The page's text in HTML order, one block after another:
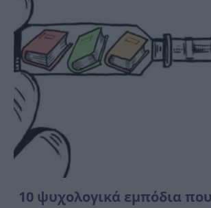
10 ψυχολογικά εμπόδια